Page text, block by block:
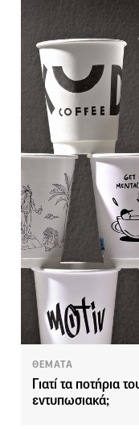
ΘΕΜΑΤΑ
Γιατί τα ποτήρια
εντυπωσιακά;